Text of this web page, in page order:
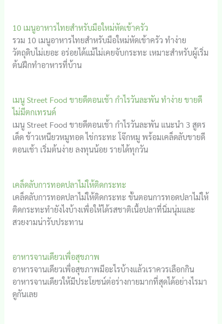
10 เมนูอาหารไทยสำหรับมือใหม่หัดเข้าครัว
รวม 10 เมนูอาหารไทยสำหรับมือใหม่หัดเข้าครัว ทำง่าย
วัตถุดิบไม่เยอะ อร่อยได้แม้ไม่เคยจับกระทะ เหมาะสำหรับผู้เริ่ม
ต้นฝึกทำอาหารที่บ้าน
เมนู Street Food ขายดีตอนเช้า กำไรวันละพัน ทำง่าย ขายดี
ไม่มีตกเทรนด์
เมนู Street Food ขายดีตอนเช้า กำไรวันละพัน แนะนำ 3 สูตร
เด็ด ข้าวเหนียวหมูทอด ไข่กระทะ โจ๊กหมู พร้อมเคล็ดลับขายดี
ตอนเช้า เริ่มต้นง่าย ลงทุนน้อย รายได้ทุกวัน
เคล็ดลับการทอดปลาไม่ให้ติดกระทะ
เคล็ดลับการทอดปลาไม่ให้ติดกระทะ ขั้นตอนการทอดปลาไม่ให้
ติดกระทะทำยังไงบ้างเพื่อให้ได้รสชาติเนื้อปลาที่นิ่มนุ่มและ
สวยงามน่ารับประทาน
อาหารจานเดียวเพื่อสุขภาพ
อาหารจานเดียวเพื่อสุขภาพมีอะไรบ้างแล้วเราควรเลือกกิน
อาหารจานเดียวให้มีประโยชน์ต่อร่างกายมากที่สุดได้อย่างไรมา
ดูกันเลย